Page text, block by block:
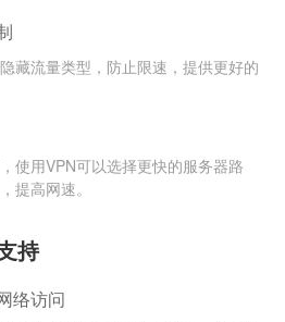
藏流量类型，防止限速，提供更好的
使用VPN可以选择更快的服务器路
提高网速。
持
络访问